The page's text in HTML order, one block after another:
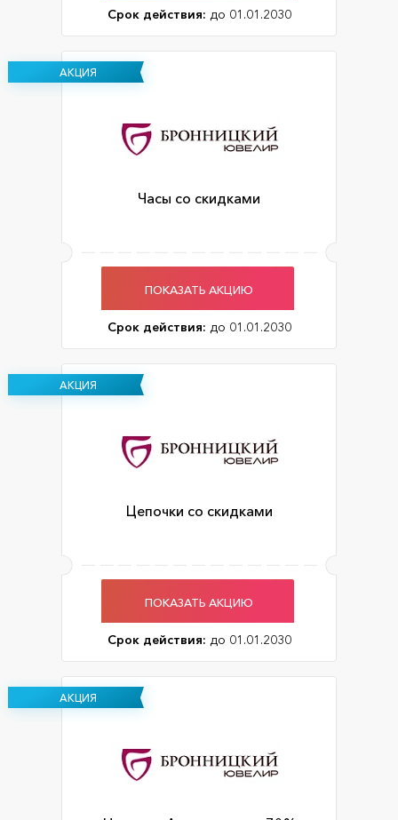
Срок действия: до 01.01.2030
АКЦИЯ
Часы со скидками
ПОКАЗАТЬ АКЦИЮ
Срок действия: до 01.01.2030
АКЦИЯ
Цепочки со скидками
ПОКАЗАТЬ АКЦИЮ
Срок действия: до 01.01.2030
АКЦИЯ